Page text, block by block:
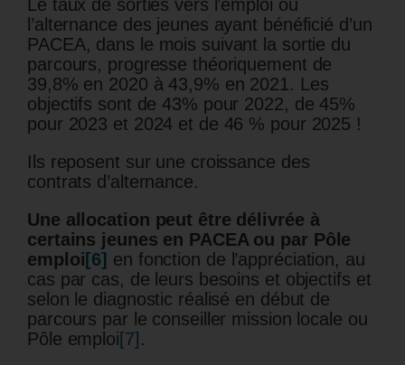
Le taux de sorties vers l’emploi ou
l’alternance des jeunes ayant bénéficié d’un
PACEA, dans le mois suivant la sortie du
parcours, progresse théoriquement de
39,8% en 2020 à 43,9% en 2021. Les
objectifs sont de 43% pour 2022, de 45%
pour 2023 et 2024 et de 46 % pour 2025 !
Ils reposent sur une croissance des
contrats d’alternance.
Une allocation peut être délivrée à
certains jeunes en PACEA ou par Pôle
emploi [6] en fonction de l’appréciation, au
cas par cas, de leurs besoins et objectifs et
selon le diagnostic réalisé en début de
parcours par le conseiller mission locale ou
Pôle emploi[7] .